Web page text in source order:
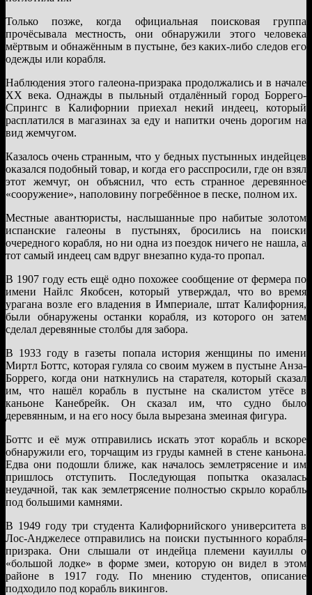
Только позже, когда официальная поисковая группа
прочёсывала местность, они обнаружили этого человека
мёртвым и обнажённым в пустыне, без каких-либо следов его
одежды или корабля.
Наблюдения этого галеона-призрака продолжались и в начале
ХХ века. Однажды в пыльный отдалённый город Боррего-
Спрингс в Калифорнии приехал некий индеец, который
расплатился в магазинах за еду и напитки очень дорогим на
вид жемчугом.
Казалось очень странным, что у бедных пустынных индейцев
оказался подобный товар, и когда его расспросили, где он взял
этот жемчуг, он объяснил, что есть странное деревянное
«сооружение», наполовину погребённое в песке, полном их.
Местные авантюристы, наслышанные про набитые золотом
испанские галеоны в пустынях, бросились на поиски
очередного корабля, но ни одна из поездок ничего не нашла, а
тот самый индеец сам вдруг внезапно куда-то пропал.
В 1907 году есть ещё одно похожее сообщение от фермера по
имени Найлс Якобсен, который утверждал, что во время
урагана возле его владения в Империале, штат Калифорния,
были обнаружены останки корабля, из которого он затем
сделал деревянные столбы для забора.
В 1933 году в газеты попала история женщины по имени
Миртл Боттс, которая гуляла со своим мужем в пустыне Анза-
Боррего, когда они наткнулись на старателя, который сказал
им, что нашёл корабль в пустыне на скалистом утёсе в
каньоне Канебрейк. Он сказал им, что судно было
деревянным, и на его носу была вырезана змеиная фигура.
Боттс и её муж отправились искать этот корабль и вскоре
обнаружили его, торчащим из груды камней в стене каньона.
Едва они подошли ближе, как началось землетрясение и им
пришлось отступить. Последующая попытка оказалась
неудачной, так как землетрясение полностью скрыло корабль
под большими камнями.
В 1949 году три студента Калифорнийского университета в
Лос-Анджелесе отправились на поиски пустынного корабля-
призрака. Они слышали от индейца племени кауиллы о
«большой лодке» в форме змеи, которую он видел в этом
районе в 1917 году. По мнению студентов, описание
подходило под корабль викингов.